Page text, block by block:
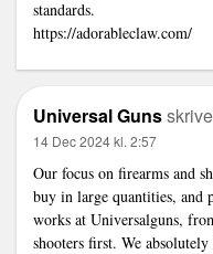
standards.
https://adorableclaw.com/
Universal Guns
14 Dec 2024 kl. 2:57
Our focus on firearms and
buy in large quantities, and
works at Universalguns,
shooters first. We